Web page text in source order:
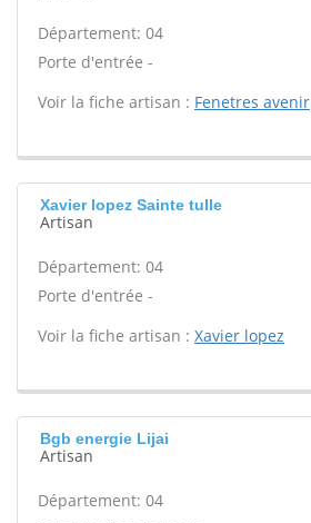
Département: 04
Porte d'entrée -
Voir la fiche artisan : Fenetres avenir
Xavier lopez Sainte tulle
Artisan
Département: 04
Porte d'entrée -
Voir la fiche artisan : Xavier lopez
Bgb energie Lijai
Artisan
Département: 04